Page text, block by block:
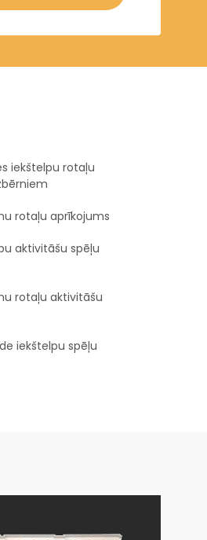
iekštelpu rotaļu
rotaļu aprīkojums
aktivitāšu spēļu
rotaļu aktivitāšu
iekštelpu spēļu